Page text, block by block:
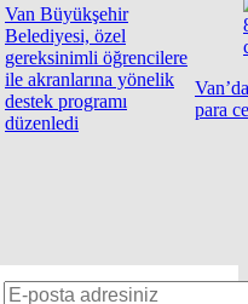
Van Büyükşehir
Belediyesi, özel
gereksinimli öğrencilere
ile akranlarına yönelik
destek programı
düzenledi
para